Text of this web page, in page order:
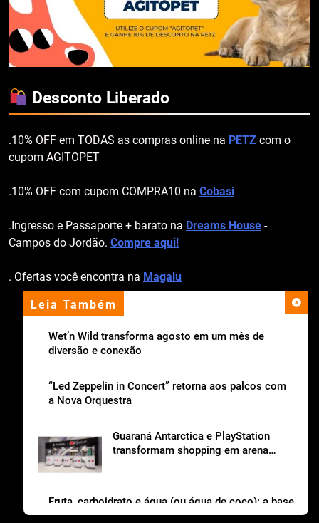
Leia Também
Wet’n Wild transforma agosto em um mês de
diversão e conexão
“Led Zeppelin in Concert” retorna aos palcos com
a Nova Orquestra
Guaraná Antarctica e PlayStation
transformam shopping em arena
Fruta, carboidrato e água (ou água de coco): a base
da lancheira saudável
Desconto Liberado
.10% OFF em TODAS as compras online na PETZ com o
cupom AGITOPET
.10% OFF com cupom COMPRA10 na Cobasi
.Ingresso e Passaporte + barato na Dreams House -
Campos do Jordão. Compre aqui!
. Ofertas você encontra na Magalu
apoio institucional